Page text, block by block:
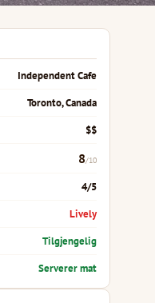
Independent Cafe
Toronto, Canada
$$
8/10
4/5
Lively
Tilgjengelig
Serverer mat